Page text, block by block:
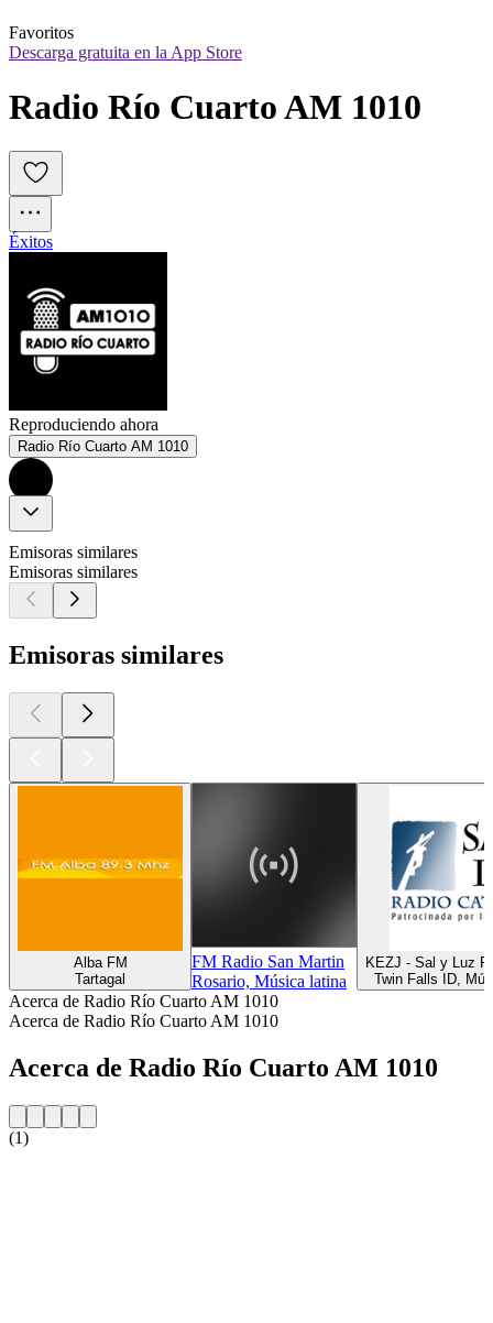
Favoritos
Descarga gratuita en la App Store
Radio Río Cuarto AM 1010
Éxitos
Reproduciendo ahora
Radio Río Cuarto AM 1010
Emisoras similares
Emisoras similares
Emisoras similares
Alba FM
Tartagal
FM Radio San Martin
Rosario, Música latina
KEZJ - Sal y Luz
Twin Falls ID,
Acerca de Radio Río Cuarto AM 1010
Acerca de Radio Río Cuarto AM 1010
Acerca de Radio Río Cuarto AM 1010
(1)